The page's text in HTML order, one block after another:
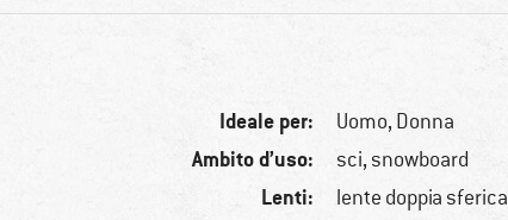
Ideale per: Uomo, Donna
Ambito d’uso: sci, snowboard
Lenti: lente doppia sferica